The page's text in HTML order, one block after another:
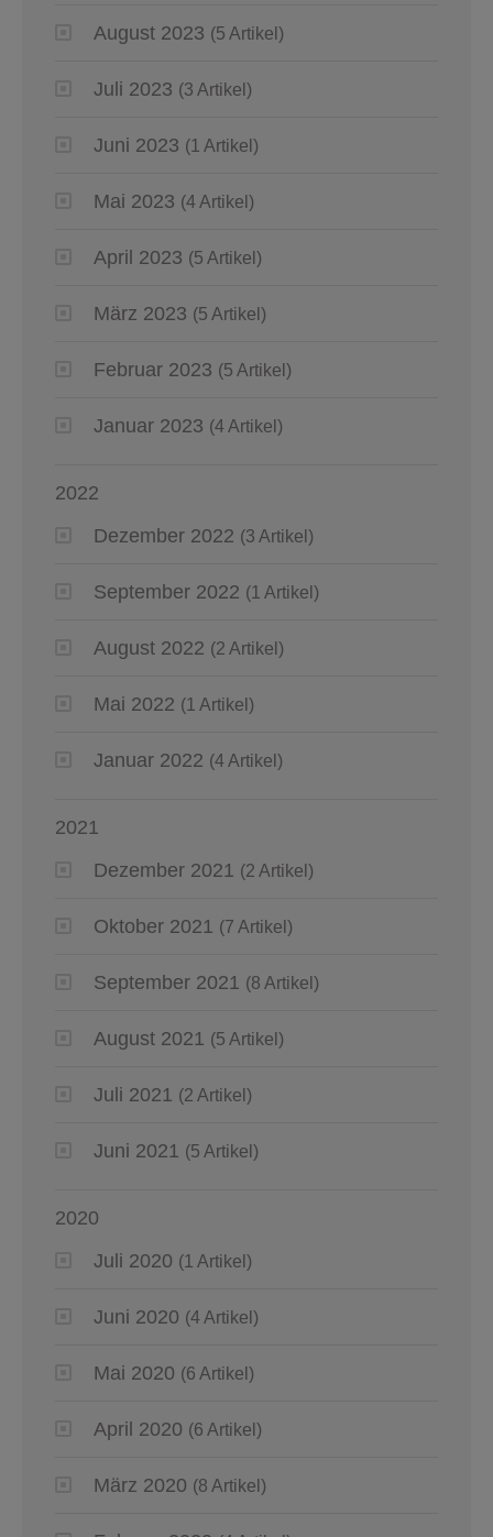
August 2023 (5 Artikel)
Juli 2023 (3 Artikel)
Juni 2023 (1 Artikel)
Mai 2023 (4 Artikel)
April 2023 (5 Artikel)
März 2023 (5 Artikel)
Februar 2023 (5 Artikel)
Januar 2023 (4 Artikel)
2022
Dezember 2022 (3 Artikel)
September 2022 (1 Artikel)
August 2022 (2 Artikel)
Mai 2022 (1 Artikel)
Januar 2022 (4 Artikel)
2021
Dezember 2021 (2 Artikel)
Oktober 2021 (7 Artikel)
September 2021 (8 Artikel)
August 2021 (5 Artikel)
Juli 2021 (2 Artikel)
Juni 2021 (5 Artikel)
2020
Juli 2020 (1 Artikel)
Juni 2020 (4 Artikel)
Mai 2020 (6 Artikel)
April 2020 (6 Artikel)
März 2020 (8 Artikel)